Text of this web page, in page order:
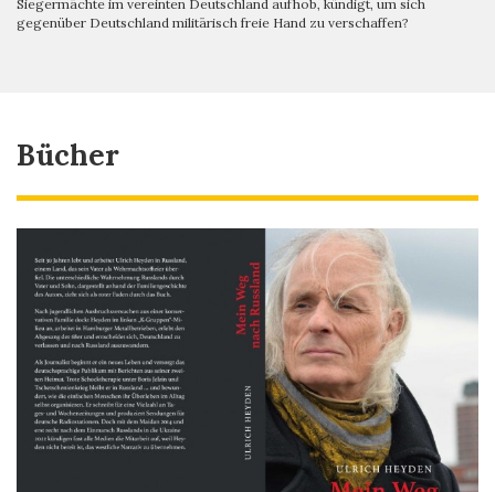
Siegermächte im vereinten Deutschland aufhob, kündigt, um sich
gegenüber Deutschland militärisch freie Hand zu verschaffen?
Bücher